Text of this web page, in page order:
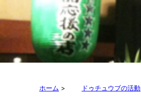
ホーム > ドゥチュウブの活動